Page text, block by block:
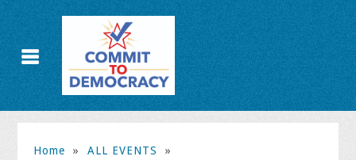
Home » ALL EVENTS
»